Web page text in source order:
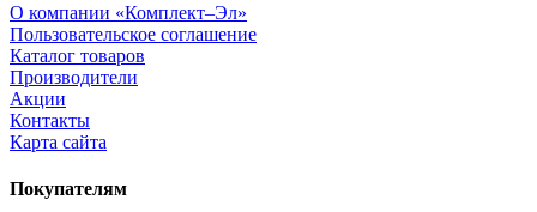
О компании «Комплект–Эл»
Пользовательское соглашение
Каталог товаров
Производители
Акции
Контакты
Карта сайта
Покупателям